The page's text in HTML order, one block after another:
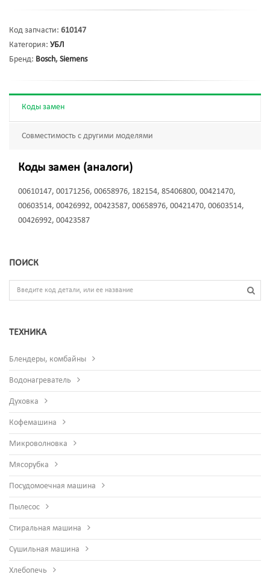
Код запчасти: 610147
Категория: УБЛ
Бренд: Bosch, Siemens
Коды замен
Совместимость с другими моделями
Коды замен (аналоги)
00610147, 00171256, 00658976, 182154, 85406800, 00421470,
00603514, 00426992, 00423587, 00658976, 00421470, 00603514,
00426992, 00423587
ПОИСК
ТЕХНИКА
Блендеры, комбайны
Водонагреватель
Духовка
Кофемашина
Микроволновка
Мясорубка
Посудомоечная машина
Пылесос
Стиральная машина
Сушильная машина
Хлебопечь